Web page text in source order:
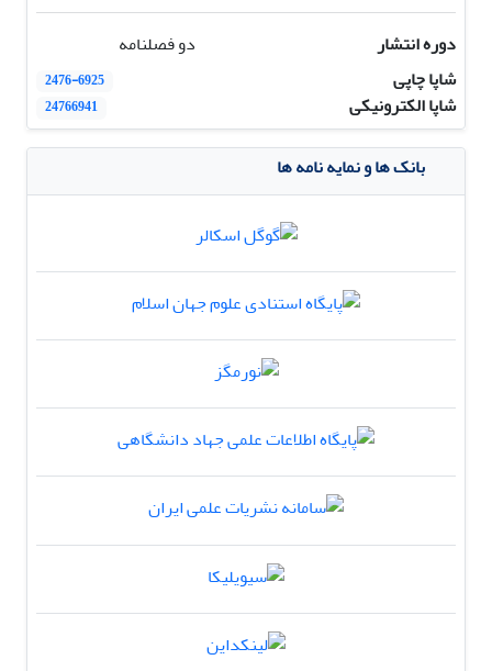
دوره انتشار
دو فصلنامه
شاپا چاپی
2476-6925
شاپا الکترونیکی 24766941
بانک ها و نمایه نامه ها